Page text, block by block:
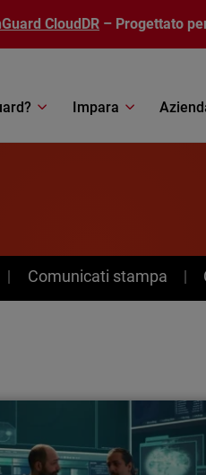
CloudDR – Progettato
Impara
Comunicati stampa